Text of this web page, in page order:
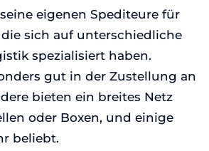
eigenen Spediteure für
sich auf unterschiedliche
spezialisiert haben.
gut in der Zustellung an
bieten ein breites Netz
oder Boxen, und einige
beliebt.